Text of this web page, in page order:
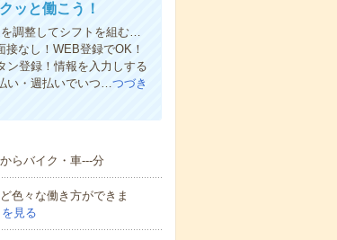
ッと働こう！
を調整してシフトを組む…
なし！WEB登録でOK！
ン登録！情報を入力しする
い・週払いでいつ…つづき
らバイク・車---分
色々な働き方ができま
見る